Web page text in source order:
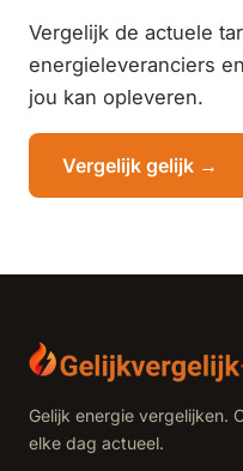
Vergelijk de actuele
energieleveranciers
jou kan opleveren.
Vergelijk gelijk →
Gelijk energie vergelijken.
elke dag actueel.